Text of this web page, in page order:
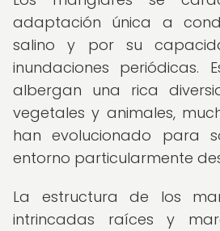
adaptación única a
salino y por su
inundaciones periódicas.
albergan una rica
vegetales y animales,
han evolucionado para
entorno particularmente
La estructura de los
intrincadas raíces y